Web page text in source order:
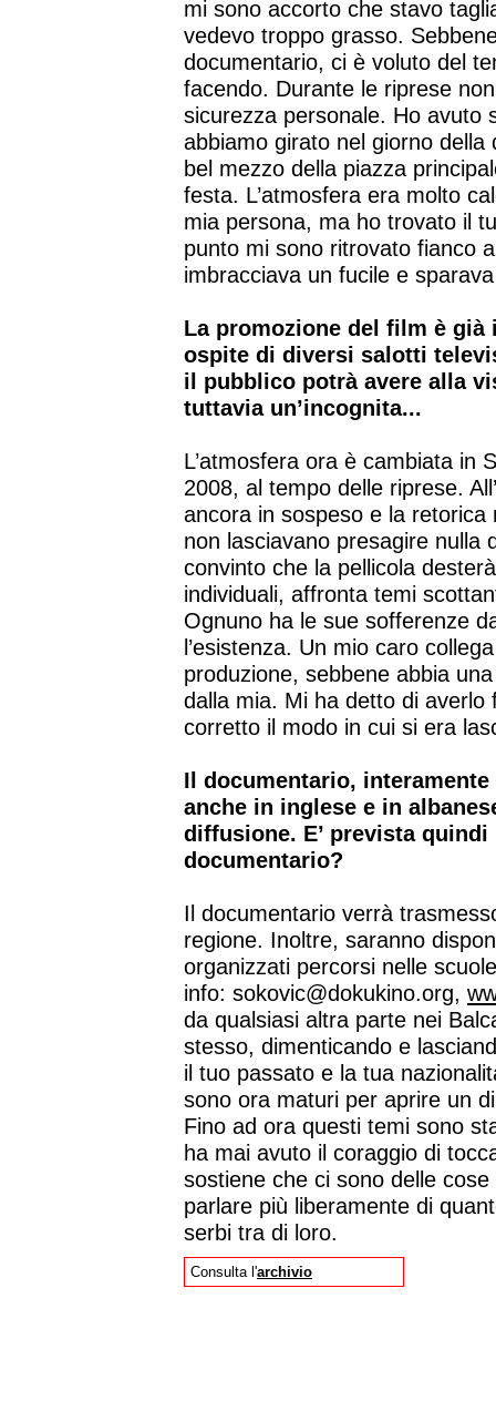
mi sono accorto che stavo
vedevo troppo grasso.
documentario, ci è voluto del
facendo. Durante le riprese
sicurezza personale. Ho avuto
abbiamo girato nel giorno della
bel mezzo della piazza
festa. L’atmosfera era molto
mia persona, ma ho trovato il
punto mi sono ritrovato fianco
imbracciava un fucile e
La promozione del film è
ospite di diversi salotti
il pubblico potrà avere alla
tuttavia un’incognita...
L’atmosfera ora è cambiata in
2008, al tempo delle riprese.
ancora in sospeso e la
non lasciavano presagire nulla
convinto che la pellicola
individuali, affronta temi
Ognuno ha le sue sofferenze
l’esistenza. Un mio caro
produzione, sebbene abbia
dalla mia. Mi ha detto di
corretto il modo in cui si era
Il documentario,
anche in inglese e in
diffusione. E’ prevista
documentario?
Il documentario verrà
regione. Inoltre, saranno
organizzati percorsi nelle
info: sokovic@dokukino.org,
da qualsiasi altra parte nei
stesso, dimenticando e
il tuo passato e la tua
sono ora maturi per aprire un
Fino ad ora questi temi sono
ha mai avuto il coraggio di
sostiene che ci sono delle
parlare più liberamente di
serbi tra di loro.
Consulta l'archivio